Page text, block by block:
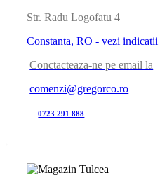
Str. Radu Logofatu 4
Constanta, RO - vezi indicatii
Conctacteaza-ne pe email la
comenzi@gregorco.ro
0723 291 888